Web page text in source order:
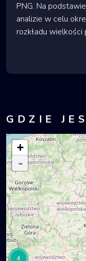
PNG. Na
analizie w celu
rozkładu
GDZIE
4
+
-